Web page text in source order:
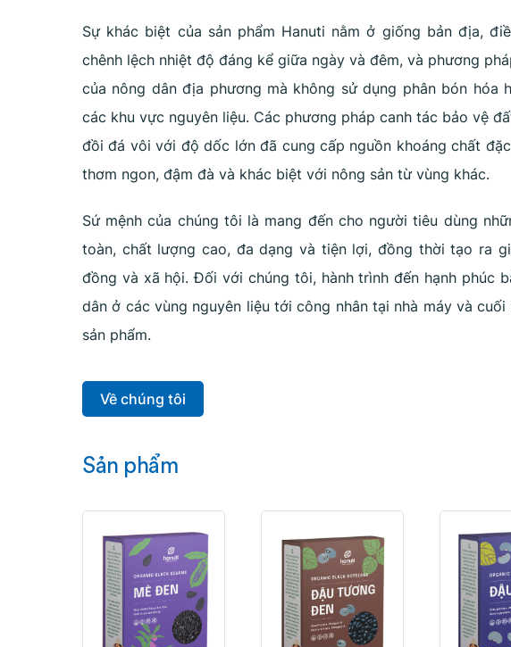
Sự khác biệt của sản phẩm Hanuti nằm ở giống bản địa,
chênh lệch nhiệt độ đáng kể giữa ngày và đêm, và phương
của nông dân địa phương mà không sử dụng phân bón hóa
các khu vực nguyên liệu. Các phương pháp canh tác bảo vệ
đồi đá vôi với độ dốc lớn đã cung cấp nguồn khoáng chất
thơm ngon, đậm đà và khác biệt với nông sản từ vùng khác.
Sứ mệnh của chúng tôi là mang đến cho người tiêu dùng
toàn, chất lượng cao, đa dạng và tiện lợi, đồng thời tạo ra
đồng và xã hội. Đối với chúng tôi, hành trình đến hạnh phúc
dân ở các vùng nguyên liệu tới công nhân tại nhà máy và
sản phẩm.
Về chúng tôi
Sản phẩm